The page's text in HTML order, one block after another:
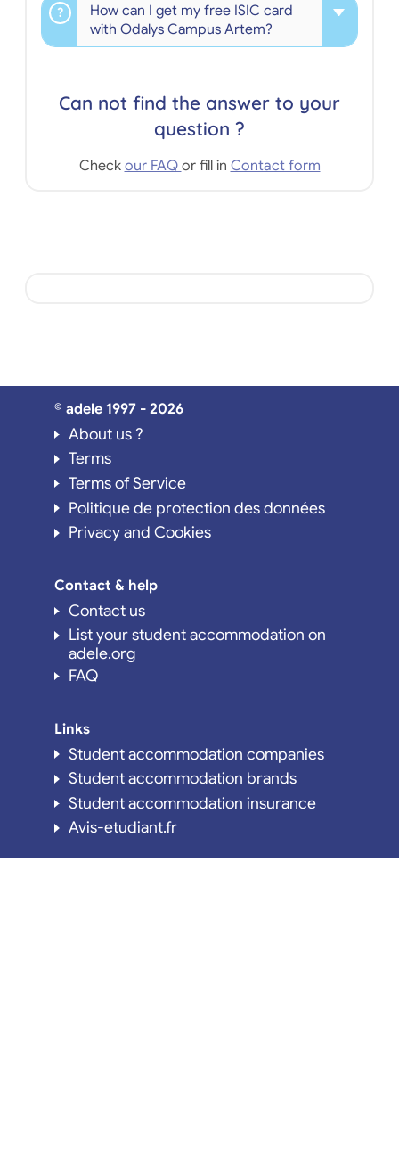
How can I get my free ISIC card
with Odalys Campus Artem?
Can not find the answer to your
question ?
Check our FAQ or fill in Contact form
© adele 1997 - 2026
About us ?
Terms
Terms of Service
Politique de protection des données
Privacy and Cookies
Contact & help
Contact us
List your student accommodation on
adele.org
FAQ
Links
Student accommodation companies
Student accommodation brands
Student accommodation insurance
Avis-etudiant.fr